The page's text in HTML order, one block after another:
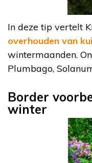
In deze tip vertelt
overhouden van
wintermaanden.
Plumbago,
Border
winter